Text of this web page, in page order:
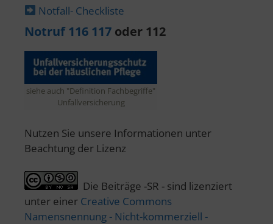
Notfall- Checkliste
Notruf 116 117 oder 112
siehe auch "Definition Fachbegriffe"
Unfallversicherung
Nutzen Sie unsere Informationen unter
Beachtung der Lizenz
Die Beiträge -SR - sind lizenziert
unter einer Creative Commons
Namensnennung - Nicht-kommerziell -